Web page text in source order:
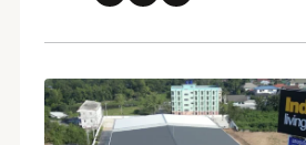
กลับสู่เว็บไซต์หลัก